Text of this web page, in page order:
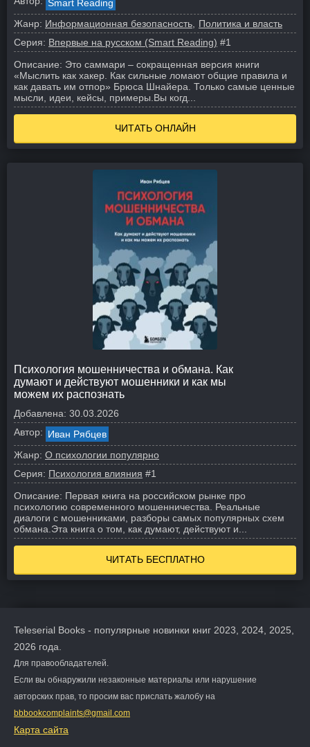
Smart Reading
Жанр: Информационная безопасность
Политика и власть
Серия: Впервые на русском (Smart Reading) #1
Описание: Это саммари – сокращенная версия книги
«Мыслить как хакер. Как сильные ломают общие правила и
как давать им отпор» Брюса Шнайера. Только самые ценные
мысли, идеи, кейсы, примеры. Вы когд...
ЧИТАТЬ ОНЛАЙН
Психология мошенничества и обмана. Как
думают и действуют мошенники и как мы
можем их распознать
Добавлена: 30.03.2026
Автор: Иван Рябцев
Жанр: О психологии популярно
Серия: Психология влияния #1
Описание: Первая книга на российском рынке про
психологию современного мошенничества. Реальные
диалоги с мошенниками, разборы самых популярных схем
обмана. Эта книга о том, как думают, действуют и...
ЧИТАТЬ БЕСПЛАТНО
Teleserial Books - популярные новинки книг 2023, 2024, 2025,
2026 года.
Для правообладателей.
Если вы обнаружили незаконные материалы или нарушение
авторских прав, то просим вас прислать жалобу на
bbbookcomplaints@gmail.com
Карта сайта